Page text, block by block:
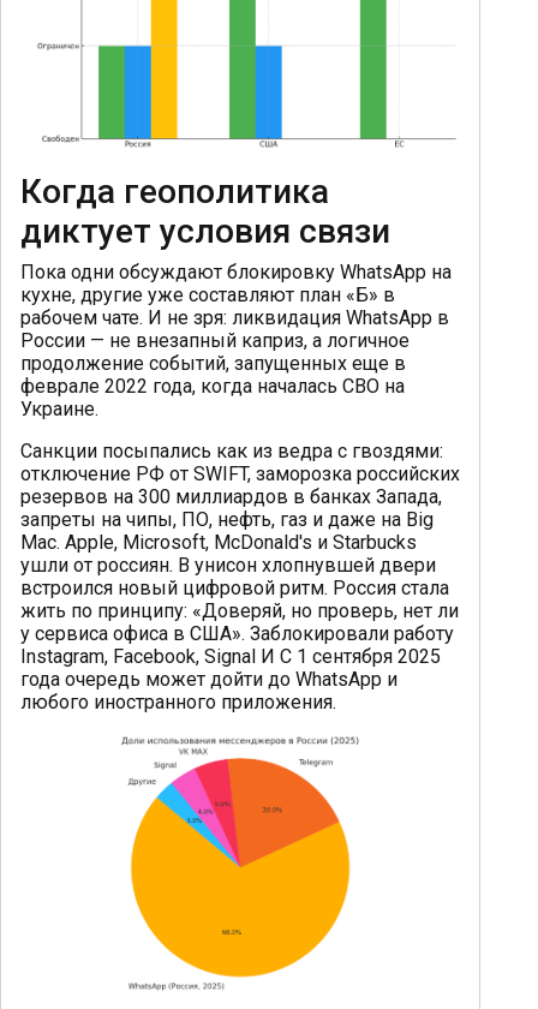
Когда геополитика
диктует условия связи
Пока одни обсуждают блокировку WhatsApp на
кухне, другие уже составляют план «Б» в
рабочем чате. И не зря: ликвидация WhatsApp в
России — не внезапный каприз, а логичное
продолжение событий, запущенных еще в
феврале 2022 года, когда началась СВО на
Украине.
Санкции посыпались как из ведра с гвоздями:
отключение РФ от SWIFT, заморозка российских
резервов на 300 миллиардов в банках Запада,
запреты на чипы, ПО, нефть, газ и даже на Big
Mac. Apple, Microsoft, McDonald's и Starbucks
ушли от россиян. В унисон хлопнувшей двери
встроился новый цифровой ритм. Россия стала
жить по принципу: «Доверяй, но проверь, нет ли
у сервиса офиса в США». Заблокировали работу
Instagram, Facebook, Signal И С 1 сентября 2025
года очередь может дойти до WhatsApp и
любого иностранного приложения.